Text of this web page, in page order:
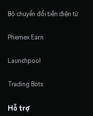
Bộ chuyển đổi tiền điện tử
Phemex Earn
Launchpool
Trading Bots
Hỗ trợ